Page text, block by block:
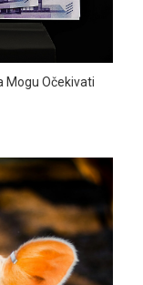
Mogu Očekivati